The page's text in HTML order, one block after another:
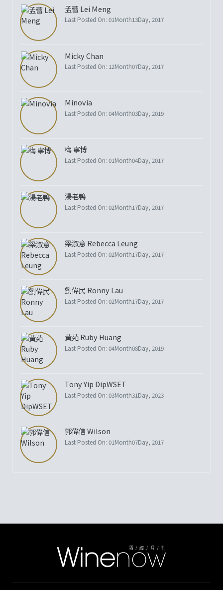
孟蕾 Lei Meng
Last Posted On: 01Month13Day, 2017
Micky Chan
Last Posted On: 12Month07Day, 2017
Minovia
Last Posted On: 04Month03Day, 2019
梅 寧博
Last Posted On: 01Month04Day, 2017
湯老鴨
Last Posted On: 02Month17Day, 2017
梁淑意 Rebecca Leung
Last Posted On: 02Month17Day, 2017
劉偉民 Ronny Lau
Last Posted On: 02Month17Day, 2017
黃苑 Ruby Huang
Last Posted On: 04Month08Day, 2019
Tony Yip DipWSET
Last Posted On: 03Month31Day, 2023
郭偉信 Wilson
Last Posted On: 01Month07Day, 2017